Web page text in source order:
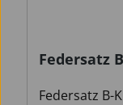
Federsatz
Federsatz B-